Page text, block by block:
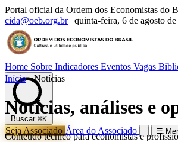
Portal oficial da Ordem dos Economistas do
cida@oeb.org.br | quinta-feira, 6 de agosto
Home Sobre Indicadores Eventos Vagas
Buscar ⌘K
Seja AssociadoÁrea do Associado ☰
Início › Notícias
Notícias, análises e
Conteúdo técnico para economistas e